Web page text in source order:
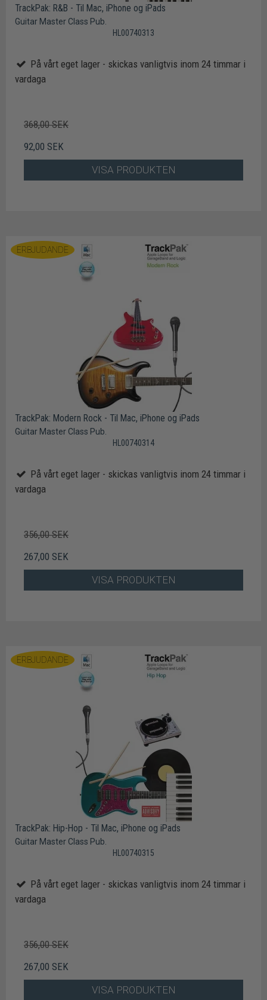
TrackPak: R&B - Til Mac, iPhone og iPads
Guitar Master Class Pub.
HL00740313
På vårt eget lager - skickas vanligtvis inom 24 timmar i
vardaga
368,00 SEK
92,00 SEK
VISA PRODUKTEN
ERBJUDANDE
TrackPak: Modern Rock - Til Mac, iPhone og iPads
Guitar Master Class Pub.
HL00740314
På vårt eget lager - skickas vanligtvis inom 24 timmar i
vardaga
356,00 SEK
267,00 SEK
VISA PRODUKTEN
ERBJUDANDE
TrackPak: Hip-Hop - Til Mac, iPhone og iPads
Guitar Master Class Pub.
HL00740315
På vårt eget lager - skickas vanligtvis inom 24 timmar i
vardaga
356,00 SEK
267,00 SEK
VISA PRODUKTEN